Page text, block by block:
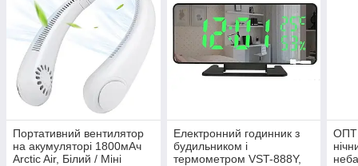
Портативний вентилятор
на акумуляторі 1800мАч
Arctic Air, Білий / Міні
Електронний годинник з
будильником і
термометром VST-888Y,
ОПТ